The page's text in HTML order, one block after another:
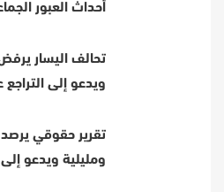
أحداث العبور
تحالف اليسار
ويدعو إلى
تقرير حقوقي
ومليلية ويدعو